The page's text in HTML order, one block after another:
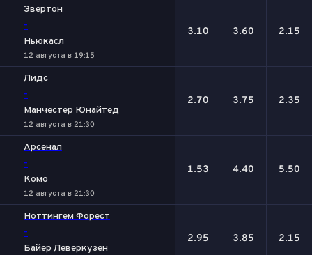
Эвертон
-
Ньюкасл
12 августа в 19:15
3.10 3.60 2.15
Лидс
-
Манчестер Юнайтед
12 августа в 21:30
2.70 3.75 2.35
Арсенал
-
Комо
12 августа в 21:30
1.53 4.40 5.50
Ноттингем Форест
-
Байер Леверкузен
2.95 3.85 2.15